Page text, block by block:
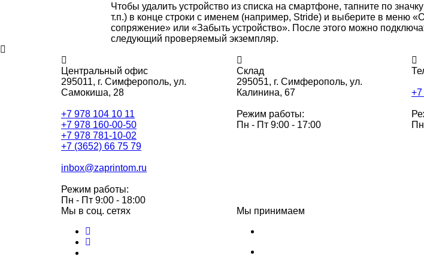
Чтобы удалить устройство из списка на смартфоне, тапните по
т.п.) в конце строки с именем (например, Stride) и выберите в меню
сопряжение» или «Забыть устройство». После этого можно
следующий проверяемый экземпляр.
Центральный офис
295011, г. Симферополь, ул.
Самокиша, 28
+7 978 104 10 11
+7 978 160-00-50
+7 978 781-10-02
+7 (3652) 66 75 79
inbox@zaprintom.ru
Режим работы:
Пн - Пт 9:00 - 18:00
Склад
295051, г. Симферополь, ул.
Калинина, 67
Режим работы:
Пн - Пт 9:00 - 17:00
+7
Мы в соц. сетях Мы принимаем